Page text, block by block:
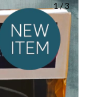
1/3